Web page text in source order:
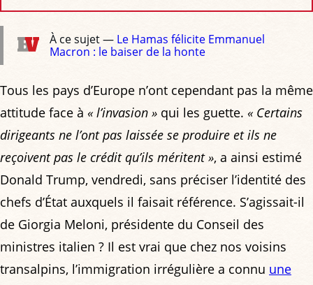
À ce sujet — Le Hamas félicite Emmanuel
Macron : le baiser de la honte
Tous les pays d’Europe n’ont cependant pas la même
attitude face à « l’invasion » qui les guette. « Certains
dirigeants ne l’ont pas laissée se produire et ils ne
reçoivent pas le crédit qu’ils méritent », a ainsi estimé
Donald Trump, vendredi, sans préciser l’identité des
chefs d’État auxquels il faisait référence. S’agissait-il
de Giorgia Meloni, présidente du Conseil des
ministres italien ? Il est vrai que chez nos voisins
transalpins, l’immigration irrégulière a connu une